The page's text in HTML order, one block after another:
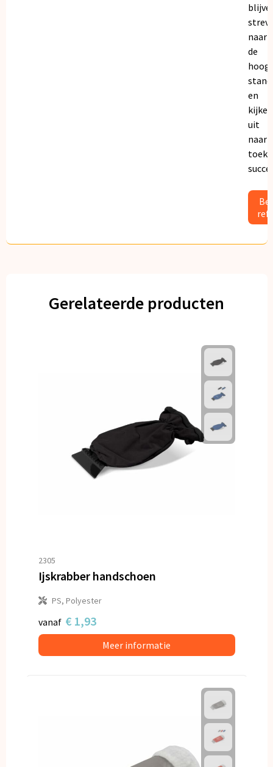
naar
de
en
kijken
uit
naar
Gerelateerde producten
2305
Ijskrabber handschoen
PS, Polyester
vanaf € 1,93
Meer informatie